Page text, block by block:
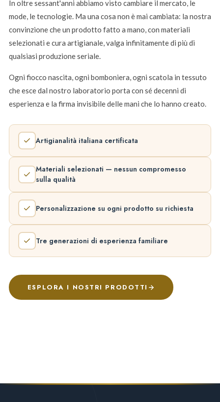
In oltre sessant'anni abbiamo visto cambiare il mercato, le
mode, le tecnologie. Ma una cosa non è mai cambiata: la nostra
convinzione che un prodotto fatto a mano, con materiali
selezionati e cura artigianale, valga infinitamente di più di
qualsiasi produzione seriale.
Ogni fiocco nascita, ogni bomboniera, ogni scatola in tessuto
che esce dal nostro laboratorio porta con sé decenni di
esperienza e la firma invisibile delle mani che lo hanno creato.
Artigianalità italiana certificata
Materiali selezionati — nessun compromesso
sulla qualità
Personalizzazione su ogni prodotto su richiesta
Tre generazioni di esperienza familiare
ESPLORA I NOSTRI PRODOTTI